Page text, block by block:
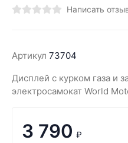
Написать
Артикул 73704
Дисплей с курком газа и
электросамокат World
3 790 ₽